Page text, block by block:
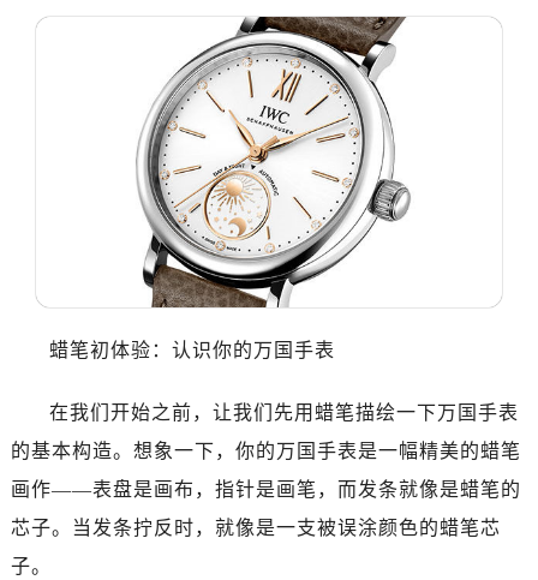
蜡笔初体验：认识你的万国手表
在我们开始之前，让我们先用蜡笔描绘一下万国手表
的基本构造。想象一下，你的万国手表是一幅精美的蜡笔
画作——表盘是画布，指针是画笔，而发条就像是蜡笔的
芯子。当发条拧反时，就像是一支被误涂颜色的蜡笔芯
子。